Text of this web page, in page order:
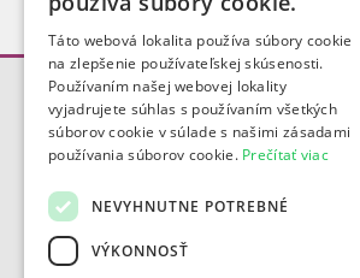
Táto webová lokalita používa súbory cookie
na zlepšenie používateľskej skúsenosti.
Používaním našej webovej lokality
vyjadrujete súhlas s používaním všetkých
súborov cookie v súlade s našimi zásadami
používania súborov cookie. Prečítať viac
NEVYHNUTNE POTREBNÉ
VÝKONNOSŤ